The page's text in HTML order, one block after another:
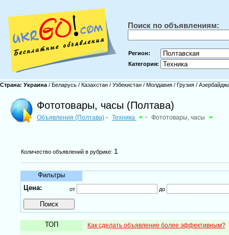
Поиск по объявлениям:
Регион:
Категория:
Страна: Украина / Беларусь / Казахстан / Узбекистан / Молдавия / Грузия /
Фототовары, часы (Полтава)
Объявления (Полтава) - Техника - Фототовары, часы
Количество объявлений в рубрике: 1
Фильтры
Цена:
от до
ТОП Как сделать объявление более эффективным?